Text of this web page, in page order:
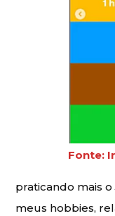
Fonte:
praticando mais o
meus hobbies,